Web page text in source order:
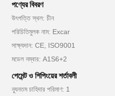
পণ্যের বিবরণ
উৎপত্তি স্থল: চীন
পরিচিতিমুলক নাম: Excar
সাক্ষ্যদান: CE, ISO9001
মডেল নম্বার: A1S6+2
পেমেন্ট ও শিপিংয়ের শর্তাবলী
ন্যূনতম চাহিদার পরিমাণ: 1